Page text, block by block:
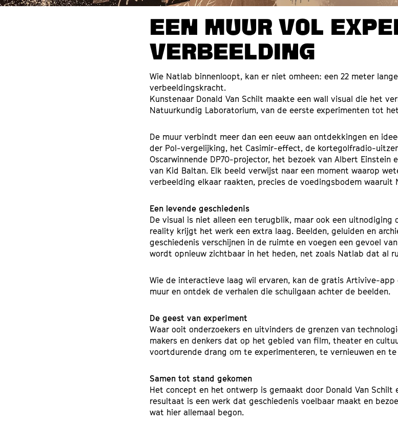
EEN MUUR VOL
VERBEELDING
Wie Natlab binnenloopt, kan er niet omheen: een 22 meter
verbeeldingskracht.
Kunstenaar Donald Van Schilt maakte een wall visual die het
Natuurkundig Laboratorium, van de eerste experimenten tot
De muur verbindt meer dan een eeuw aan ontdekkingen en
der Pol-vergelijking, het Casimir-effect, de kortegolfradio-
Oscarwinnende DP70-projector, het bezoek van Albert Einstein
van Kid Baltan. Elk beeld verwijst naar een moment waarop
verbeelding elkaar raakten, precies de voedingsbodem waaruit
Een levende geschiedenis
De visual is niet alleen een terugblik, maar ook een uitnodiging
reality krijgt het werk een extra laag. Beelden, geluiden en
geschiedenis verschijnen in de ruimte en voegen een gevoel
wordt opnieuw zichtbaar in het heden, net zoals Natlab dat al
Wie de interactieve laag wil ervaren, kan de gratis Artivive-app
muur en ontdek de verhalen die schuilgaan achter de beelden.
De geest van experiment
Waar ooit onderzoekers en uitvinders de grenzen van
makers en denkers dat op het gebied van film, theater en
voortdurende drang om te experimenteren, te vernieuwen en
Samen tot stand gekomen
Het concept en het ontwerp is gemaakt door Donald Van
resultaat is een werk dat geschiedenis voelbaar maakt en
wat hier allemaal begon.